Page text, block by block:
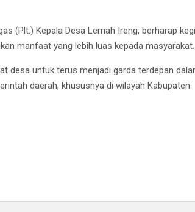
(Plt.) Kepala Desa Lemah Ireng, berharap
manfaat yang lebih luas kepada masyarakat.
desa untuk terus menjadi garda terdepan
daerah, khususnya di wilayah Kabupaten